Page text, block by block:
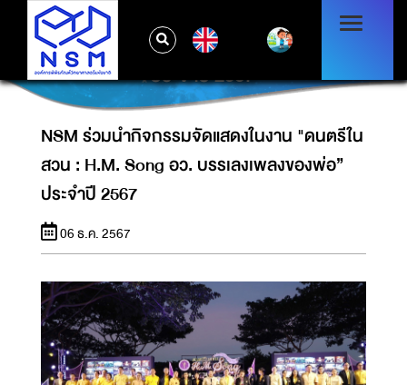
NSM ร่วมนำกิจกรรมจัดแสดงในงาน "ดนตรีใน
สวน : H.M. SONG อว. บรรเลงเพลงของพ่อ”
ประจำปี 2567
NSM ร่วมนำกิจกรรมจัดแสดงในงาน "ดนตรีใน
สวน : H.M. Song อว. บรรเลงเพลงของพ่อ”
ประจำปี 2567
06 ธ.ค. 2567